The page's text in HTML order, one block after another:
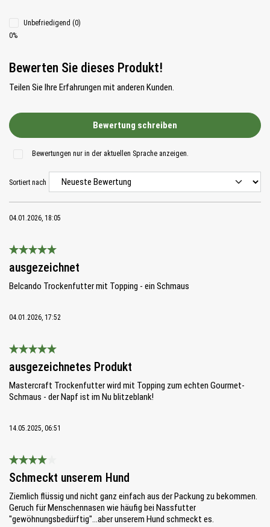
Unbefriedigend (0)
0%
Bewerten Sie dieses Produkt!
Teilen Sie Ihre Erfahrungen mit anderen Kunden.
Bewertung schreiben
Bewertungen nur in der aktuellen Sprache anzeigen.
Sortiert nach
04.01.2026, 18:05
Bewertung mit 5 von 5 Sternen
ausgezeichnet
Belcando Trockenfutter mit Topping - ein Schmaus
04.01.2026, 17:52
Bewertung mit 5 von 5 Sternen
ausgezeichnetes Produkt
Mastercraft Trockenfutter wird mit Topping zum echten Gourmet-
Schmaus - der Napf ist im Nu blitzeblank!
14.05.2025, 06:51
Schmeckt unserem Hund
Ziemlich flüssig und nicht ganz einfach aus der Packung zu bekommen.
Geruch für Menschennasen wie häufig bei Nassfutter
"gewöhnungsbedürftig"...aber unserem Hund schmeckt es.